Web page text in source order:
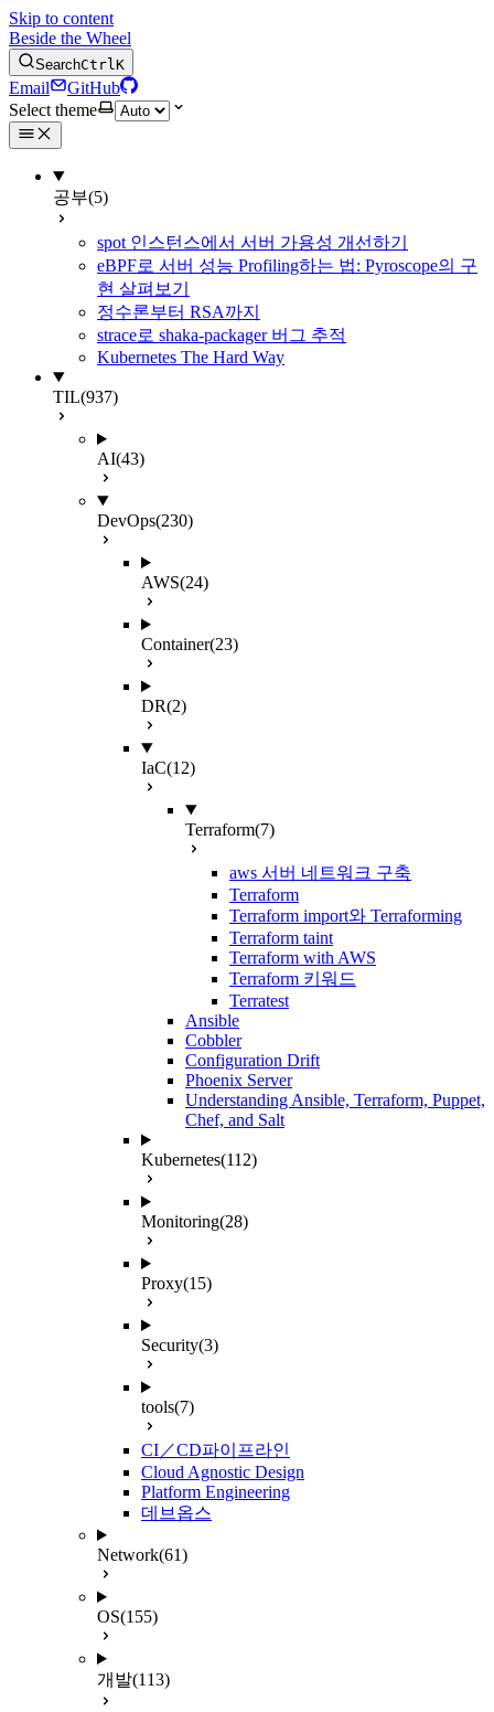
Skip to content
Beside the Wheel
SearchCtrlK
Email
GitHub
Select theme
공부(5)
spot 인스턴스에서 서버 가용성 개선하기
eBPF로 서버 성능 Profiling하는 법: Pyroscope의 구
현 살펴보기
정수론부터 RSA까지
strace로 shaka-packager 버그 추적
Kubernetes The Hard Way
TIL(937)
AI(43)
DevOps(230)
AWS(24)
Container(23)
DR(2)
IaC(12)
Terraform(7)
aws 서버 네트워크 구축
Terraform
Terraform import와 Terraforming
Terraform taint
Terraform with AWS
Terraform 키워드
Terratest
Ansible
Cobbler
Configuration Drift
Phoenix Server
Understanding Ansible, Terraform, Puppet,
Chef, and Salt
Kubernetes(112)
Monitoring(28)
Proxy(15)
Security(3)
tools(7)
CI／CD파이프라인
Cloud Agnostic Design
Platform Engineering
데브옵스
Network(61)
OS(155)
개발(113)